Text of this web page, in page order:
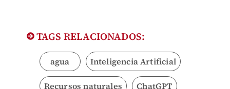
TAGS RELACIONADOS:
agua Inteligencia Artificial
Recursos naturales ChatGPT